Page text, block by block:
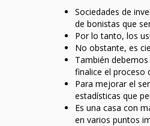
Sociedades de
de bonistas que
Por lo tanto, los
No obstante, es
También
finalice el proceso
Para mejorar el
estadísticas que
Es una casa con
en varios puntos